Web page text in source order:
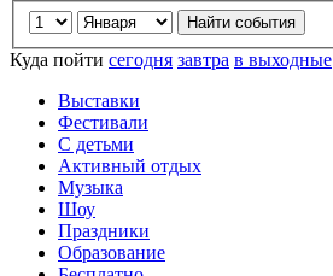
Куда пойти сегодня завтра в выходные
Выставки
Фестивали
С детьми
Активный отдых
Музыка
Шоу
Праздники
Образование